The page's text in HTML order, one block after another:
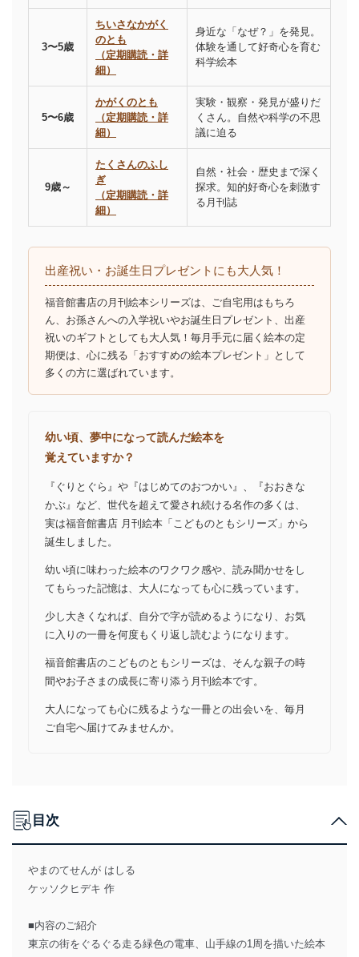
3〜5歳
ちいさなかがく
のとも
（定期購読・詳
細）
身近な「なぜ？」を発見。
体験を通して好奇心を育む
科学絵本
5〜6歳
かがくのとも
（定期購読・詳
細）
実験・観察・発見が盛りだ
くさん。自然や科学の不思
議に迫る
9歳～
たくさんのふし
ぎ
（定期購読・詳
細）
自然・社会・歴史まで深く
探求。知的好奇心を刺激す
る月刊誌
出産祝い・お誕生日プレゼントにも大人気！
福音館書店の月刊絵本シリーズは、ご自宅用はもちろ
ん、お孫さんへの入学祝いやお誕生日プレゼント、出産
祝いのギフトとしても大人気！毎月手元に届く絵本の定
期便は、心に残る「おすすめの絵本プレゼント」として
多くの方に選ばれています。
幼い頃、夢中になって読んだ絵本を
覚えていますか？
『ぐりとぐら』や『はじめてのおつかい』、『おおきな
かぶ』など、世代を超えて愛され続ける名作の多くは、
実は福音館書店 月刊絵本「こどものともシリーズ」から
誕生しました。
幼い頃に味わった絵本のワクワク感や、読み聞かせをし
てもらった記憶は、大人になっても心に残っています。
少し大きくなれば、自分で字が読めるようになり、お気
に入りの一冊を何度もくり返し読むようになります。
福音館書店のこどものともシリーズは、そんな親子の時
間やお子さまの成長に寄り添う月刊絵本です。
大人になっても心に残るような一冊との出会いを、毎月
ご自宅へ届けてみませんか。
目次
やまのてせんが はしる
ケッソクヒデキ 作
■内容のご紹介
東京の街をぐるぐる走る緑色の電車、山手線の1周を描いた絵本